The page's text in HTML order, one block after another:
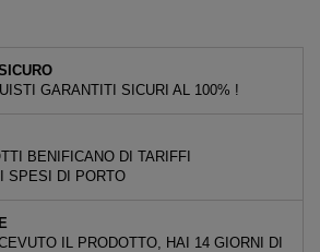
GARANTITI SICURI AL 100% !
BENIFICANO DI TARIFFI
SPESI DI PORTO
IL PRODOTTO, HAI 14 GIORNI DI